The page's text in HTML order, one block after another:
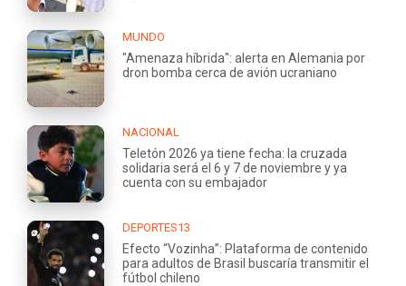
MUNDO
"Amenaza híbrida": alerta en Alemania por
dron bomba cerca de avión ucraniano
NACIONAL
Teletón 2026 ya tiene fecha: la cruzada
solidaria será el 6 y 7 de noviembre y ya
cuenta con su embajador
DEPORTES13
Efecto “Vozinha”: Plataforma de contenido
para adultos de Brasil buscaría transmitir el
fútbol chileno